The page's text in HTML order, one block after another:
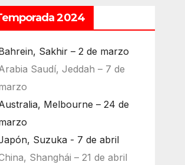
2024
Sakhir – 2 de marzo
Saudí, Jeddah – 7 de
Melbourne – 24 de
Suzuka - 7 de abril
Shanghái – 21 de abril